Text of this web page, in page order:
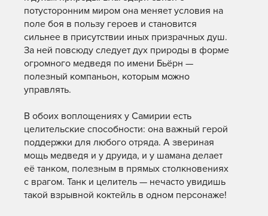
потусторонним миром она меняет условия на
поле боя в пользу героев и становится
сильнее в присутствии иных призрачных душ.
За ней повсюду следует дух природы в форме
огромного медведя по имени Бьёрн —
полезный компаньон, которым можно
управлять.
В обоих воплощениях у Самирии есть
целительские способности: она важный герой
поддержки для любого отряда. А звериная
мощь медведя и у друида, и у шамана делает
её танком, полезным в прямых столкновениях
с врагом. Танк и целитель — нечасто увидишь
такой взрывной коктейль в одном персонаже!